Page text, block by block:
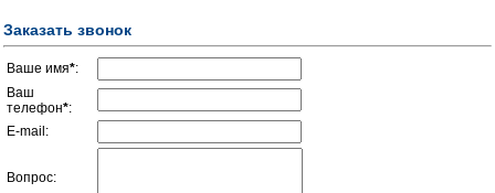
Заказать звонок
Ваше имя*:
Ваш
телефон*:
E-mail:
Вопрос: